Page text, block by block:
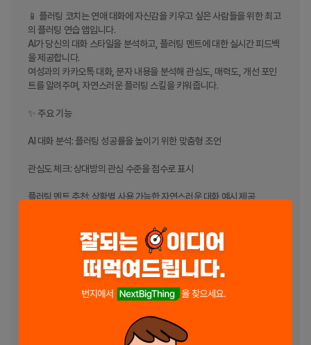
📱 플러팅 코치는 연애 대화에 자신감을 키우고 싶은 사람들을 위한 최고
의 플러팅 연습 앱입니다.
AI가 당신의 대화 스타일을 분석하고, 플러팅 멘트에 대한 실시간 피드백
을 제공합니다.
여성과의 카카오톡 대화, 문자 내용을 분석해 관심도, 매력도, 개선 포인
트를 알려주며, 자연스러운 플러팅 스킬을 키워줍니다.
✨ 주요 기능
AI 대화 분석: 플러팅 성공률을 높이기 위한 맞춤형 조언
관심도 체크: 상대방의 관심 수준을 점수로 표시
플러팅 멘트 추천: 상황별 사용 가능한 자연스러운 대화 예시 제공
🔍 플러팅 코치는 연애 초보부터 썸 고수까지, 누구나 플러팅 스킬을 연습
하고 성장할 수 있도록 설계되었습니다.
지금 바로 시작해보세요. 당신도 매력적인 대화의 고수가 될 수 있습니다!
필위드 대한민국 부산광역시 동래구
동래구 차밭골로 38-1, 4층 (온천동)